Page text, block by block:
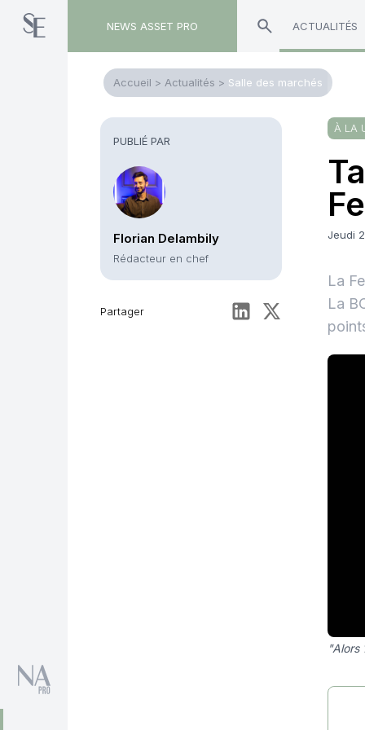
NEWS ASSET PRO ACTUALITÉS
Accueil > Actualités > Salle des marchés
PUBLIÉ PAR
Florian Delambily
Rédacteur en chef
Partager
À LA
Jeudi
La
La
"Alors